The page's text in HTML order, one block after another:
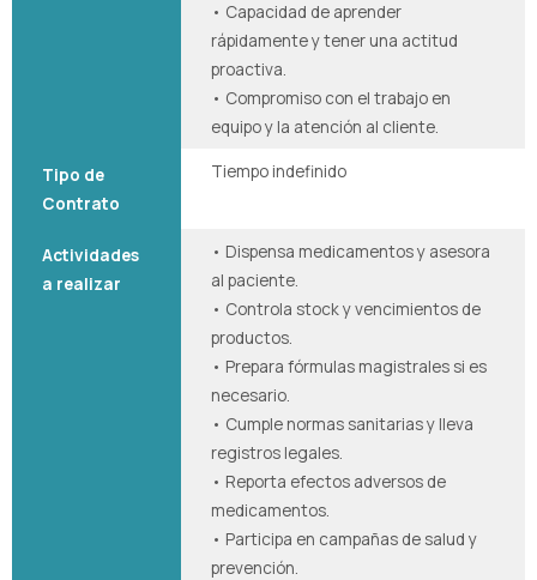
• Capacidad de aprender
rápidamente y tener una actitud
proactiva.
• Compromiso con el trabajo en
equipo y la atención al cliente.
Tipo de
Contrato
Tiempo indefinido
Actividades
a realizar
• Dispensa medicamentos y asesora
al paciente.
• Controla stock y vencimientos de
productos.
• Prepara fórmulas magistrales si es
necesario.
• Cumple normas sanitarias y lleva
registros legales.
• Reporta efectos adversos de
medicamentos.
• Participa en campañas de salud y
prevención.